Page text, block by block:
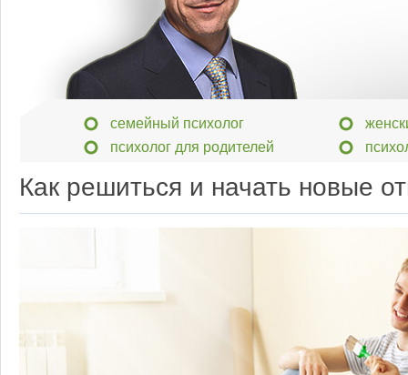
семейный психолог
психолог для родителей
Как решиться и начать новые